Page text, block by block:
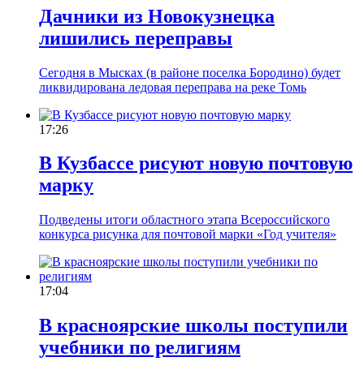
Дачники из Новокузнецка
лишились переправы
Сегодня в Мысках (в районе поселка Бородино) будет
ликвидирована ледовая переправа на реке Томь
17:26
В Кузбассе рисуют новую почтовую
марку
Подведены итоги областного этапа Всероссийского
конкурса рисунка для почтовой марки «Год учителя»
17:04
В красноярские школы поступили
учебники по религиям